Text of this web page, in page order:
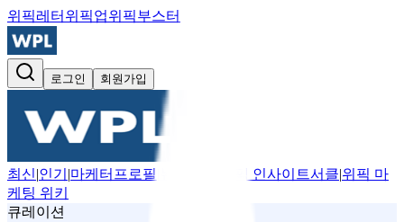
위픽레터 위픽업위픽부스터
로그인 회원가입
최신|인기 |마케터프로필 위픽 인사이트서클|위픽 마
케팅 위키
큐레이션